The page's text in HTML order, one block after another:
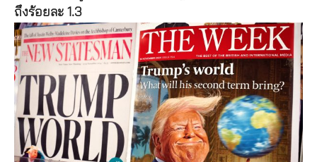
ถึงร้อยละ 1.3